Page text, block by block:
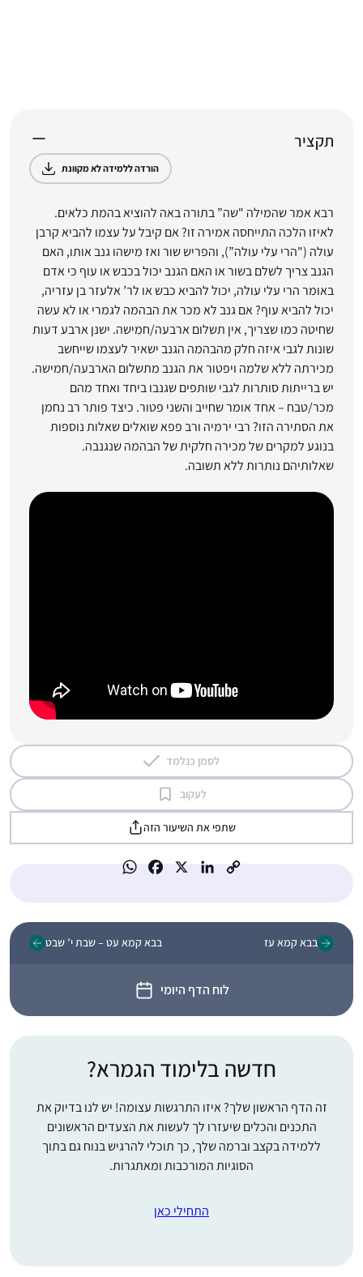
תקציר
הורדה ללמידה לא מקוונת
רבא אמר שהמילה "שה” בתורה באה להוציא בהמת כלאים.
לאיזו הלכה התייחסה אמירה זו? אם קיבל על עצמו להביא קרבן
עולה ("הרי עלי עולה”), והפריש שור ואז מישהו גנב אותו, האם
הגנב צריך לשלם בשור או האם הגנב יכול בכבש או עוף כי אדם
באומר הרי עלי עולה, יכול להביא כבש או לר’ אלעזר בן עזריה,
יכול להביא עוף? אם גנב לא מכר את הבהמה לגמרי או לא עשה
שחיטה כמו שצריך, אין תשלום ארבעה/חמישה. ישנן ארבע דעות
שונות לגבי איזה חלק מהבהמה הגנב ישאיר לעצמו שייחשב
מכירתה ללא שלמה ויפטור את הגנב מתשלום הארבעה/חמישה.
יש ברייתות סותרות לגבי שותפים שגנבו ביחד ואחד מהם
מכר/טבח – אחד אומר שחייב והשני פטור. כיצד פותר רב נחמן
את הסתירה הזו? רבי ירמיה ורב פפא שואלים שאלות נוספות
בנוגע למקרים של מכירה חלקית של הבהמה שנגנבה.
שאלותיהם נותרות ללא תשובה.
לסמן כנלמד
לעקוב
שתפי את השיעור הזה
בבא קמא עז
לוח הדף היומי
בבא קמא עט – שבת י’ שבט
חדשה בלימוד הגמרא?
זה הדף הראשון שלך? איזו התרגשות עצומה! יש לנו בדיוק את
התכנים והכלים שיעזרו לך לעשות את הצעדים הראשונים
ללמידה בקצב וברמה שלך, כך תוכלי להרגיש בנוח גם בתוך
הסוגיות המורכבות ומאתגרות.
התחילי כאן